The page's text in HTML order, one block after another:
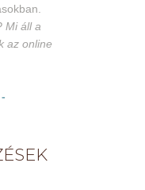
Mi áll a
az online